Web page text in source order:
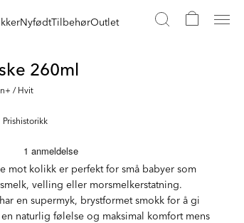
NyfødtTilbehørOutlet
260ml
/ Hvit
Prishistorikk
mot kolikk er perfekt for små babyer som
velling eller morsmelkerstatning.
en supermyk, brystformet smokk for å gi
naturlig følelse og maksimal komfort mens